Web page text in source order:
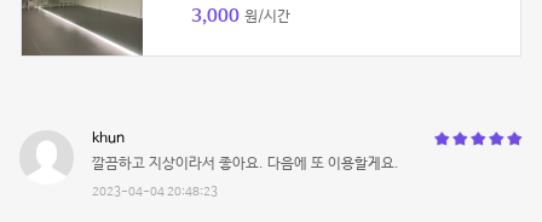
3,000 원/시간
khun
깔끔하고 지상이라서 좋아요. 다음에 또 이용할게요.
2023-04-04 20:48:23